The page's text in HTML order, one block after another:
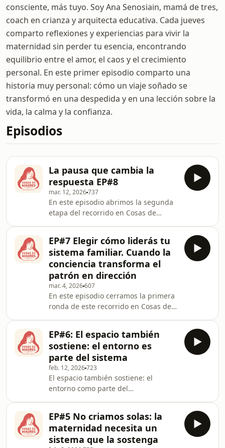
consciente, más tuyo. Soy Ana Senosiain, mamá de tres,
coach en crianza y arquitecta educativa. Cada jueves
comparto reflexiones y experiencias para vivir la
maternidad sin perder tu esencia, encontrando
equilibrio entre el amor, el caos y el crecimiento
personal. En este primer episodio comparto una
historia muy personal: cómo un viaje soñado se
transformó en una despedida y en una lección sobre la
vida, la calma y la confianza.
Episodios
La pausa que cambia la
respuesta EP#8
mar. 12, 2026737
En este episodio abrimos la segunda
etapa del recorrido en Cosas de
entre lo que pasa y lo que hacemos.
Ese instante en el que el cuerpo se
tensa, la emoción aparece y la
reacción parece inevitable. Hablamos
de la pausa consciente.No como
técnica para controlar lo que
sentimos, sino como una práctica que
permite recuperar dirección
EP#7 Elegir cómo liderás tu
sistema familiar. Cuando la
conciencia transforma el
patrón en dirección
mar. 4, 2026607
En este episodio cerramos la primera
ronda de este recorrido en Cosas de
que aparecen cuando estamos
desbordadas y de cómo la conciencia
puede transformar la reacción en
dirección.Exploramos los cuatro
patrones reactivos —explotar,
implotar, huir y culpar— y cómo la
culpa forma parte del ciclo cuando no
trabajamos en profundi
EP#6: El espacio también
sostiene: el entorno es
parte del sistema
feb. 12, 2026723
El espacio también sostiene: el
entorno como parte del
energía, más palabras o más
control.Pero hay algo que suele
quedar invisibilizado y que influye
EP#5 No criamos solas: la
maternidad necesita un
sistema que la sostenga